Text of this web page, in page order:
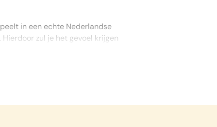
in een echte Nederlandse
zul je het gevoel krijgen
goed. Bereid je